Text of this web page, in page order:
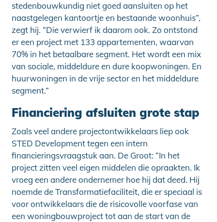
stedenbouwkundig niet goed aansluiten op het
naastgelegen kantoortje en bestaande woonhuis”,
zegt hij. “Die verwierf ik daarom ook. Zo ontstond
er een project met 133 appartementen, waarvan
70% in het betaalbare segment. Het wordt een mix
van sociale, middeldure en dure koopwoningen. En
huurwoningen in de vrije sector en het middeldure
segment.”
Financiering afsluiten grote stap
Zoals veel andere projectontwikkelaars liep ook
STED Development tegen een intern
financieringsvraagstuk aan. De Groot: “In het
project zitten veel eigen middelen die opraakten. Ik
vroeg een andere ondernemer hoe hij dat deed. Hij
noemde de Transformatiefaciliteit, die er speciaal is
voor ontwikkelaars die de risicovolle voorfase van
een woningbouwproject tot aan de start van de